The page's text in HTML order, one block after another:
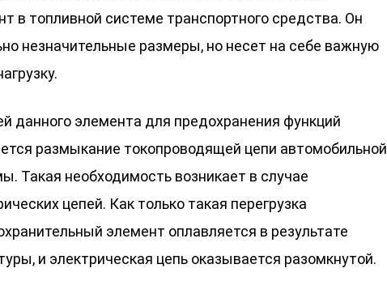
в топливной системе транспортного средства. Он
незначительные размеры, но несет на себе важную
данного элемента для предохранения функций
размыкание токопроводящей цепи автомобильной
Такая необходимость возникает в случае
цепей. Как только такая перегрузка
элемент оплавляется в результате
и электрическая цепь оказывается разомкнутой.